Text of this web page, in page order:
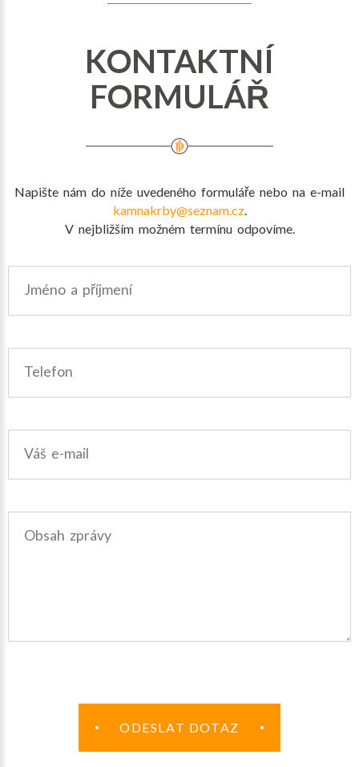
KONTAKTNÍ
FORMULÁŘ
Napište nám do níže uvedeného formuláře nebo na e-mail
kamnakrby@seznam.cz.
V nejbližším možném termínu odpovíme.
Jméno a příjmení
Telefon
Váš e-mail
Obsah zprávy
ODESLAT DOTAZ